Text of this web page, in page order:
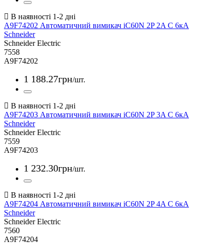
A9F74202 Автоматичний вимикач iC60N 2P 2A С 6кА
Schneider
Schneider Electric
7558
A9F74202
1 188.27грн/шт.
A9F74203 Автоматичний вимикач iC60N 2P 3A С 6кА
Schneider
Schneider Electric
7559
A9F74203
1 232.30грн/шт.
A9F74204 Автоматичний вимикач iC60N 2P 4A С 6кА
Schneider
Schneider Electric
7560
A9F74204